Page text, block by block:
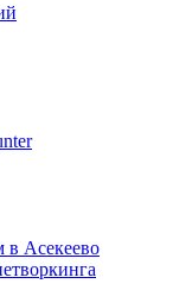
в Асекеево